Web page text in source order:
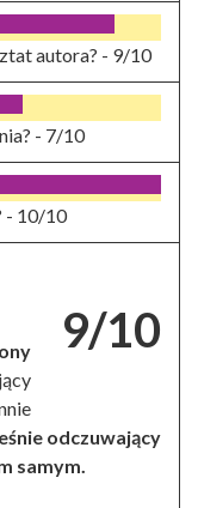
autora? - 9/10
- 7/10
- 10/10
9/10
odczuwający
samym.